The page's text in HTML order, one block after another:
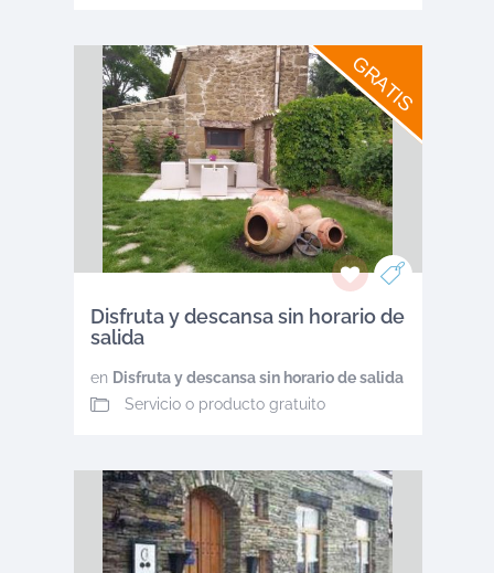
GRATIS
Disfruta y descansa sin horario de
salida
en Disfruta y descansa sin horario de salida
Servicio o producto gratuito